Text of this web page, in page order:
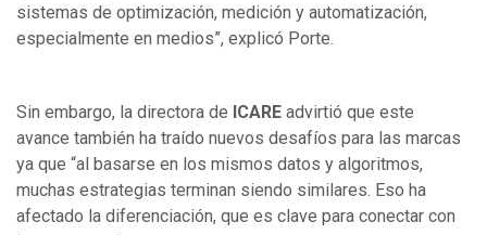
sistemas de optimización, medición y automatización,
especialmente en medios”, explicó Porte.
Sin embargo, la directora de ICARE advirtió que este
avance también ha traído nuevos desafíos para las marcas
ya que “al basarse en los mismos datos y algoritmos,
muchas estrategias terminan siendo similares. Eso ha
afectado la diferenciación, que es clave para conectar con